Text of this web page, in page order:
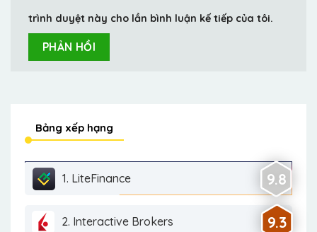
trình duyệt này cho lần bình luận kế tiếp của tôi.
Bảng xếp hạng
1. LiteFinance 9.8
2. Interactive Brokers 9.3